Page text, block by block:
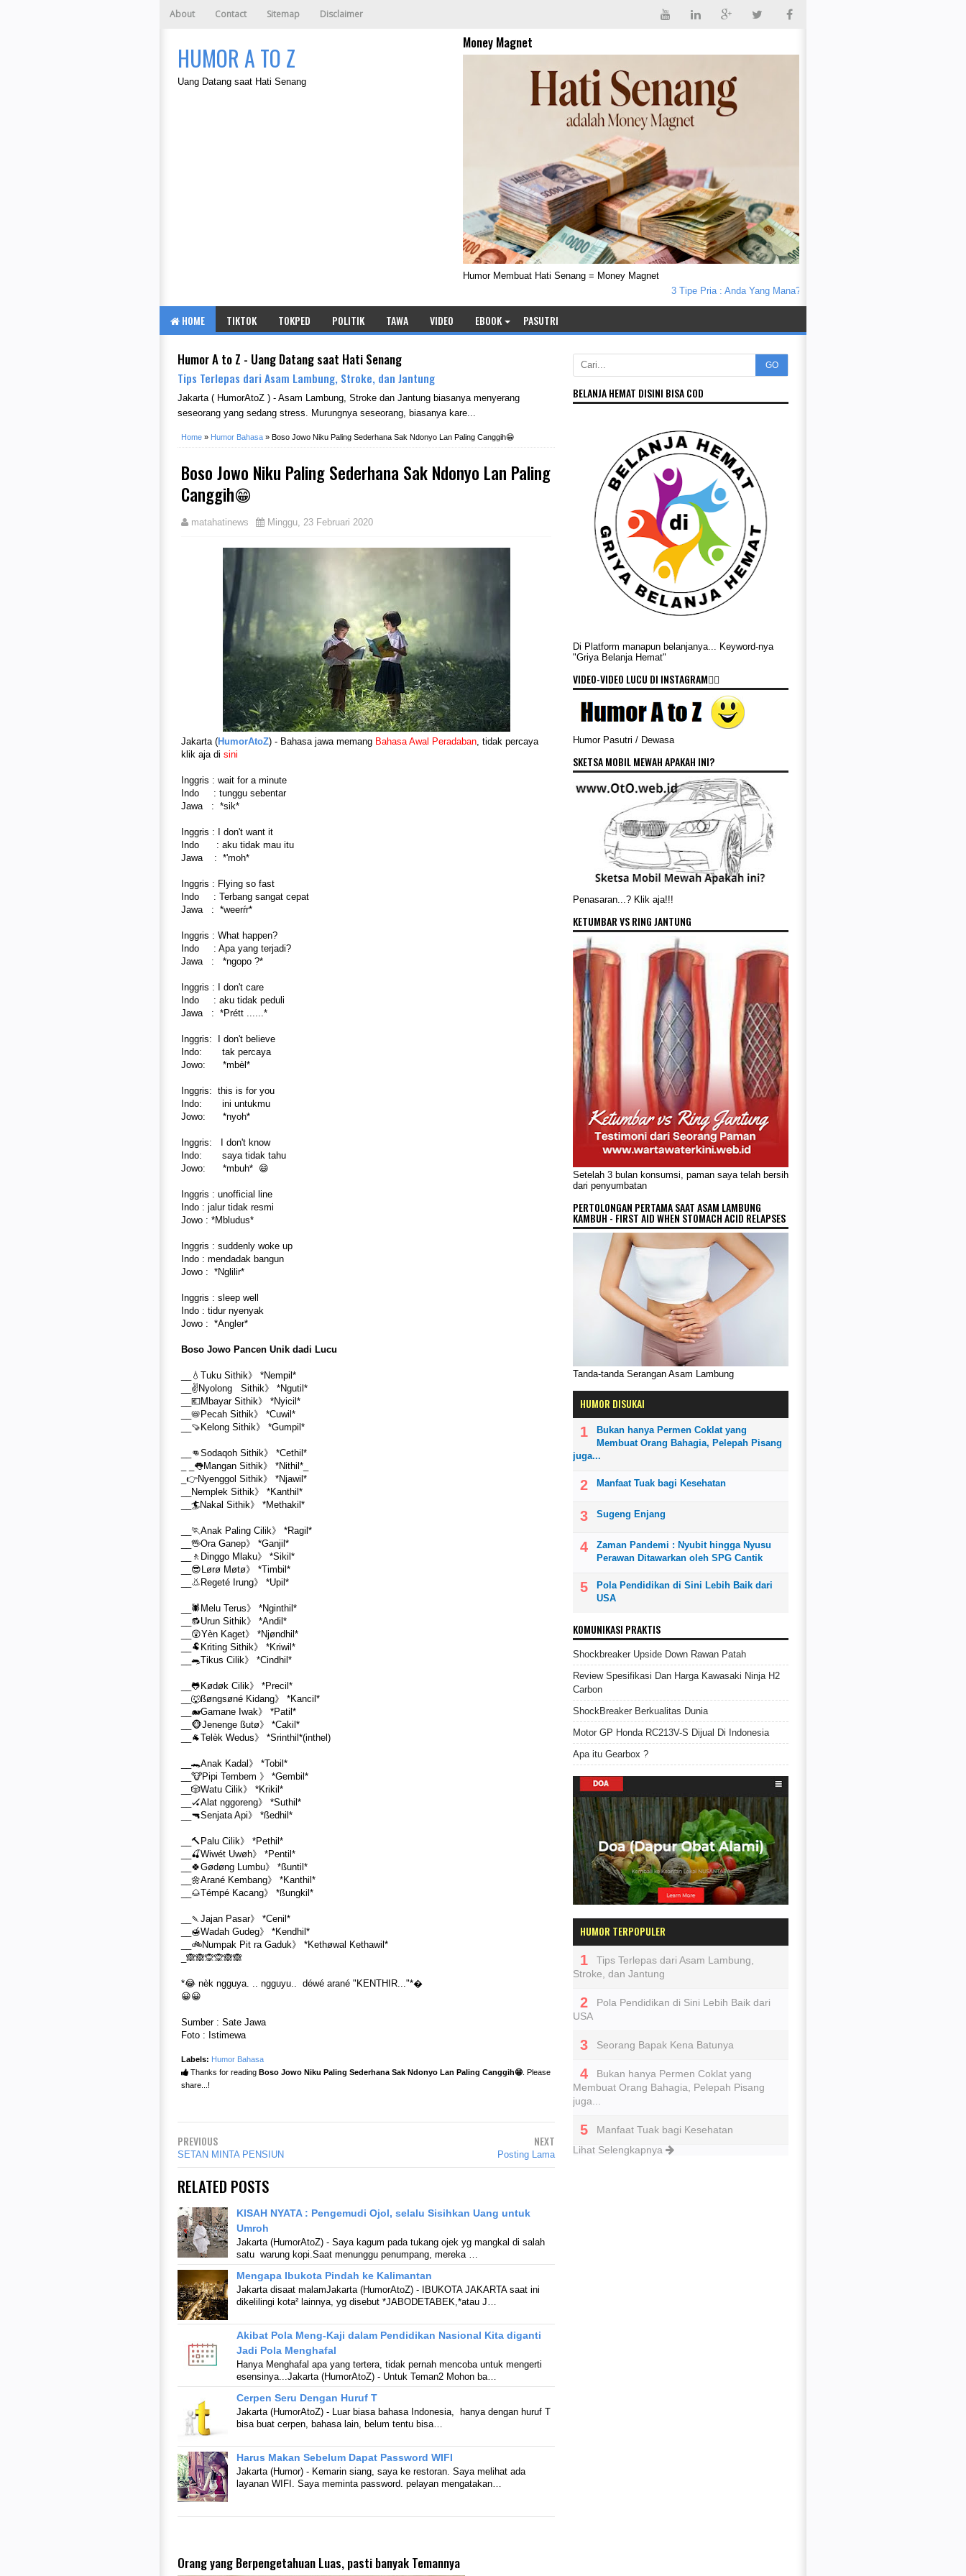
About Contact Sitemap Disclaimer
HUMOR A TO Z
Uang Datang saat Hati Senang
Money Magnet
Humor Membuat Hati Senang = Money Magnet
3 Tipe Pria : Anda Yang Mana?
Seorang Bapak Kena Batunya
HOME TIKTOK TOKPED POLITIK TAWA VIDEO EBOOK PASUTRI
Humor A to Z - Uang Datang saat Hati Senang
Tips Terlepas dari Asam Lambung, Stroke, dan Jantung
Jakarta ( HumorAtoZ ) - Asam Lambung, Stroke dan Jantung biasanya menyerang
seseorang yang sedang stress. Murungnya seseorang, biasanya kare...
Home » Humor Bahasa » Boso Jowo Niku Paling Sederhana Sak Ndonyo Lan Paling Canggih😁
Boso Jowo Niku Paling Sederhana Sak Ndonyo Lan Paling
Canggih😁
matahatinews Minggu, 23 Februari 2020
Jakarta (HumorAtoZ) - Bahasa jawa memang Bahasa Awal Peradaban, tidak percaya
klik aja di sini
Inggris : wait for a minute
Indo : tunggu sebentar
Jawa : ​ *sik​*
Inggris : I don't want it
Indo : aku tidak mau itu
Jawa : ​ *'moh​*
Inggris : Flying so fast
Indo : Terbang sangat cepat
Jawa : ​ *weerŕr​*
Inggris : What happen?
Indo : Apa yang terjadi?
Jawa : ​ *ngopo ?​*
Inggris : I don't care
Indo : aku tidak peduli
Jawa : ​ *Prétt ......​*
Inggris: I don't believe
Indo: tak percaya
Jowo: ​ *mbèl​*
Inggris: this is for you
Indo: ini untukmu
Jowo: ​ *nyoh​*
Inggris: I don't know
Indo: saya tidak tahu
Jowo: ​ *mbuh* 😄
Inggris : unofficial line
Indo : jalur tidak resmi
Jowo : *Mbludus*
Inggris : suddenly woke up
Indo : mendadak bangun
Jowo : *Nglilir*
Inggris : sleep well
Indo : tidur nyenyak
Jowo : *Angler*
Boso Jowo Pancen Unik dadi Lucu
__💧Tuku Sithik》 *Nempil*
__✌Nyolong Sithik》 *Ngutil*
__💶Mbayar Sithik》 *Nyicil*
__📛Pecah Sithik》 *Cuwil*
__🍠Kelong Sithik》 *Gumpil*
__👊Sodaqoh Sithik》 *Cethil*
_ _👅Mangan Sithik》 *Nithil*_
_👉Nyenggol Sithik》 *Njawil*
__Nemplek Sithik》 *Kanthil*
__🏄Nakal Sithik》 *Methakil*
__🏃Anak Paling Cilik》 *Ragil*
__🖖Ora Ganep》 *Ganjil*
__🚶Dinggo Mlaku》 *Sikil*
__😎Lørø Møtø》 *Timbil*
__👃Regeté Irung》 *Upil*
__🕷Melu Terus》 *Nginthil*
__🔂Urun Sithik》 *Andil*
__😲Yèn Kaget》 *Njøndhil*
__🐏Kriting Sithik》 *Kriwil*
__🐀Tikus Cilik》 *Cindhil*
__🐸Kødøk Cilik》 *Precil*
__🐺ßøngsøné Kidang》 *Kancil*
__🐋Gamane Iwak》 *Patil*
__🐵Jenenge ßutø》 *Cakil*
__🐐Telèk Wedus》 *Srinthil*(inthel)
__🐊Anak Kadal》 *Tobil*
__🐮Pipi Tembem 》 *Gembil*
__🎲Watu Cilik》 *Krikil*
__🏑Alat nggoreng》 *Suthil*
__🔫Senjata Api》 *ßedhil*
__🔨Palu Cilik》 *Pethil*
__🍒Wiwét Uwøh》 *Pentil*
__🍀Gødøng Lumbu》 *ßuntil*
__🌼Arané Kembang》 *Kanthil*
__🌰Témpé Kacang》 *ßungkil*
__🍡Jajan Pasar》 *Cenil*
__🍯Wadah Gudeg》 *Kendhil*
__🚲Numpak Pit ra Gaduk》 *Kethøwal Kethawil*
_🙈🙈🙊🙊🙈🙈
*😂 nèk ngguya. .. ngguyu.. déwé arané "KENTHIR..."*�
😀😀
Sumber : Sate Jawa
Foto : Istimewa
Labels: Humor Bahasa
Thanks for reading Boso Jowo Niku Paling Sederhana Sak Ndonyo Lan Paling Canggih😁 . Please
share...!
PREVIOUS
SETAN MINTA PENSIUN
NEXT
Posting Lama
RELATED POSTS
KISAH NYATA : Pengemudi Ojol, selalu Sisihkan Uang untuk
Umroh
Jakarta (HumorAtoZ) - Saya kagum pada tukang ojek yg mangkal di salah
satu warung kopi.Saat menunggu penumpang, mereka …
Mengapa Ibukota Pindah ke Kalimantan
Jakarta disaat malamJakarta (HumorAtoZ) - IBUKOTA JAKARTA saat ini
dikelilingi kota² lainnya, yg disebut *JABODETABEK,*atau J…
Akibat Pola Meng-Kaji dalam Pendidikan Nasional Kita diganti
Jadi Pola Menghafal
Hanya Menghafal apa yang tertera, tidak pernah mencoba untuk mengerti
esensinya...Jakarta (HumorAtoZ) - Untuk Teman2 Mohon ba…
Cerpen Seru Dengan Huruf T
Jakarta (HumorAtoZ) - Luar biasa bahasa Indonesia, hanya dengan huruf T
bisa buat cerpen, bahasa lain, belum tentu bisa…
Harus Makan Sebelum Dapat Password WIFI
Jakarta (Humor) - Kemarin siang, saya ke restoran. Saya melihat ada
layanan WIFI. Saya meminta password. pelayan mengatakan…
Orang yang Berpengetahuan Luas, pasti banyak Temannya
GO
BELANJA HEMAT DISINI BISA COD
Di Platform manapun belanjanya... Keyword-nya
"Griya Belanja Hemat"
VIDEO-VIDEO LUCU DI INSTAGRAM👇🏻
Humor Pasutri / Dewasa
SKETSA MOBIL MEWAH APAKAH INI?
Penasaran...? Klik aja!!!
KETUMBAR VS RING JANTUNG
Setelah 3 bulan konsumsi, paman saya telah bersih
dari penyumbatan
PERTOLONGAN PERTAMA SAAT ASAM LAMBUNG
KAMBUH - FIRST AID WHEN STOMACH ACID RELAPSES
Tanda-tanda Serangan Asam Lambung
HUMOR DISUKAI
Bukan hanya Permen Coklat yang
Membuat Orang Bahagia, Pelepah Pisang
juga...
Manfaat Tuak bagi Kesehatan
Sugeng Enjang
Zaman Pandemi : Nyubit hingga Nyusu
Perawan Ditawarkan oleh SPG Cantik
Pola Pendidikan di Sini Lebih Baik dari
USA
KOMUNIKASI PRAKTIS
Shockbreaker Upside Down Rawan Patah
Review Spesifikasi Dan Harga Kawasaki Ninja H2
Carbon
ShockBreaker Berkualitas Dunia
Motor GP Honda RC213V-S Dijual Di Indonesia
Apa itu Gearbox ?
HUMOR TERPOPULER
Tips Terlepas dari Asam Lambung,
Stroke, dan Jantung
Pola Pendidikan di Sini Lebih Baik dari
USA
Seorang Bapak Kena Batunya
Bukan hanya Permen Coklat yang
Membuat Orang Bahagia, Pelepah Pisang
juga...
Manfaat Tuak bagi Kesehatan
Lihat Selengkapnya